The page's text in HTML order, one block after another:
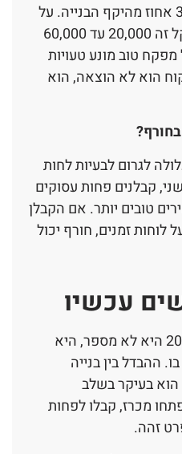
פיקוח הנדסי עולה בין 1 ל-3 אחוז מהיקף הבנייה. על
פרויקט של 2,000,000 שקל זה 20,000 עד 60,000
טוב מונע טעויות
הוא לא הוצאה, הוא
לגרום לבעיות לחות
קבלנים פחות עסוקים
טובים יותר. אם הקבלן
לוחות זמנים, חורף יכול
עכשיו
עלות מטר בנוי בישראל 2026 היא לא מספר, היא
ההבדל בין בנייה
בעיקר בשלב
מכרז, קבלו לפחות
זהה.